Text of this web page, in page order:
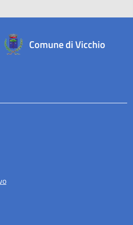
Comune di Vicchio